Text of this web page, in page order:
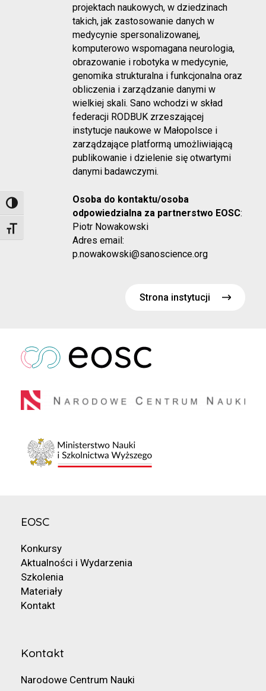
Toggle High Contrast
Toggle Font size
projektach naukowych, w dziedzinach
takich, jak zastosowanie danych w
medycynie spersonalizowanej,
komputerowo wspomagana neurologia,
obrazowanie i robotyka w medycynie,
genomika strukturalna i funkcjonalna oraz
obliczenia i zarządzanie danymi w
wielkiej skali. Sano wchodzi w skład
federacji RODBUK zrzeszającej
instytucje naukowe w Małopolsce i
zarządzające platformą umożliwiającą
publikowanie i dzielenie się otwartymi
danymi badawczymi.
Osoba do kontaktu/osoba
odpowiedzialna za partnerstwo EOSC:
Piotr Nowakowski
Adres email:
p.nowakowski@sanoscience.org
Strona instytucji
EOSC
Konkursy
Aktualności i Wydarzenia
Szkolenia
Materiały
Kontakt
Kontakt
Narodowe Centrum Nauki